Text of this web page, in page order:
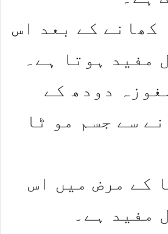
نا کھانے کے بعد اس
مفید ہوتا ہے۔
دودھ کے
سے جسم مو ٹا
کے مرض میں اس
مفید ہے۔